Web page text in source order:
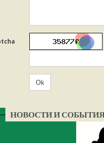
Ok
НОВОСТИ И